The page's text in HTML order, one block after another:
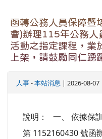
函轉公務人員保障暨
會)辦理115年公務人
活動之指定課程，業
上架，請鼓勵同仁踴
人事-本站消息 | 2026-08-
說明： 一、 依據保
第 1152160430 號函